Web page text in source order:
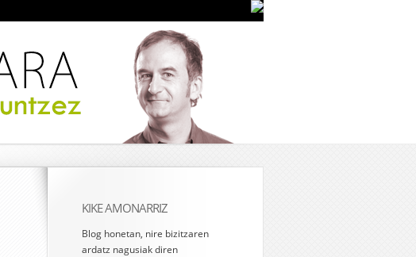
KIKE AMONARRIZ
Blog honetan, nire bizitzaren
ardatz nagusiak diren